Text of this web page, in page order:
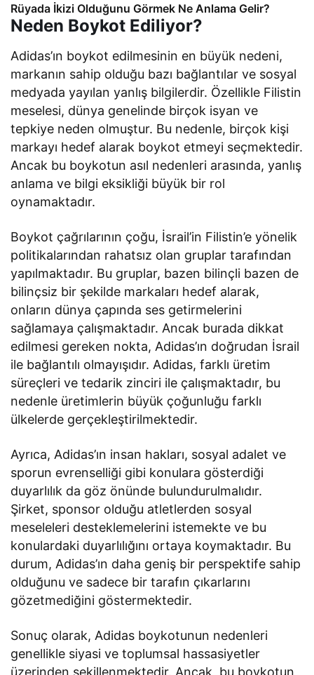
Rüyada İkizi Olduğunu Görmek Ne Anlama Gelir?
Neden Boykot Ediliyor?
Adidas’ın boykot edilmesinin en büyük nedeni,
markanın sahip olduğu bazı bağlantılar ve sosyal
medyada yayılan yanlış bilgilerdir. Özellikle Filistin
meselesi, dünya genelinde birçok isyan ve
tepkiye neden olmuştur. Bu nedenle, birçok kişi
markayı hedef alarak boykot etmeyi seçmektedir.
Ancak bu boykotun asıl nedenleri arasında, yanlış
anlama ve bilgi eksikliği büyük bir rol
oynamaktadır.
Boykot çağrılarının çoğu, İsrail’in Filistin’e yönelik
politikalarından rahatsız olan gruplar tarafından
yapılmaktadır. Bu gruplar, bazen bilinçli bazen de
bilinçsiz bir şekilde markaları hedef alarak,
onların dünya çapında ses getirmelerini
sağlamaya çalışmaktadır. Ancak burada dikkat
edilmesi gereken nokta, Adidas’ın doğrudan İsrail
ile bağlantılı olmayışıdır. Adidas, farklı üretim
süreçleri ve tedarik zinciri ile çalışmaktadır, bu
nedenle üretimlerin büyük çoğunluğu farklı
ülkelerde gerçekleştirilmektedir.
Ayrıca, Adidas’ın insan hakları, sosyal adalet ve
sporun evrenselliği gibi konulara gösterdiği
duyarlılık da göz önünde bulundurulmalıdır.
Şirket, sponsor olduğu atletlerden sosyal
meseleleri desteklemelerini istemekte ve bu
konulardaki duyarlılığını ortaya koymaktadır. Bu
durum, Adidas’ın daha geniş bir perspektife sahip
olduğunu ve sadece bir tarafın çıkarlarını
gözetmediğini göstermektedir.
Sonuç olarak, Adidas boykotunun nedenleri
genellikle siyasi ve toplumsal hassasiyetler
üzerinden şekillenmektedir. Ancak, bu boykotun